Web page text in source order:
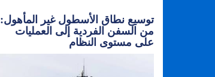
توسيع نطاق الأسطول غير المأهول:
من السفن الفردية إلى العمليات
على مستوى النظام